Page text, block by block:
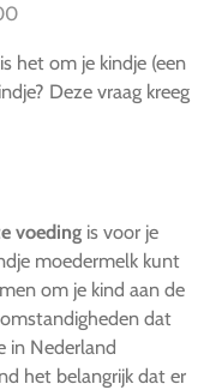
het om je kindje (een
Deze vraag kreeg
voeding is voor je
moedermelk kunt
om je kind aan de
dat
in Nederland
het belangrijk dat er